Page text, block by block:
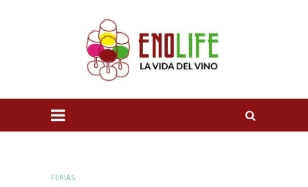
FERIAS